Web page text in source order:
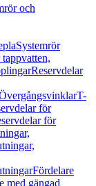
och
Systemrör
Reservdelar
T-
för
för
Fördelare
med gängad